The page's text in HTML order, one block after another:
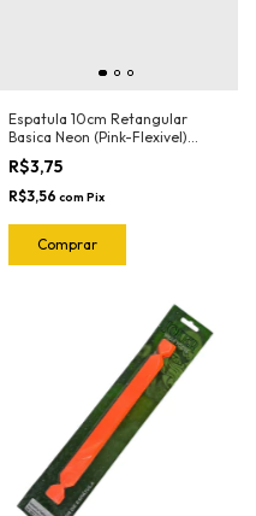
Espatula 10cm Retangular
Basica Neon (Pink-Flexivel)
3030RN Ronek
R$3,75
R$3,56 com Pix